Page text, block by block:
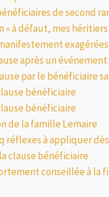
de second
à défaut, mes héritiers
exagérées
après un
par le bénéficiaire
bénéficiaire
bénéficiaire
de la famille Lemaire
réflexes à appliquer
clause bénéficiaire
conseillée à la